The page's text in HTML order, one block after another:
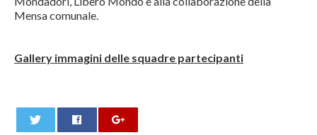
Mensa comunale.
Gallery immagini delle squadre partecipanti